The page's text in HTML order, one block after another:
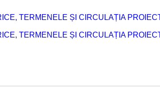
TERMENELE ȘI CIRCULAȚIA
TERMENELE ȘI CIRCULAȚIA